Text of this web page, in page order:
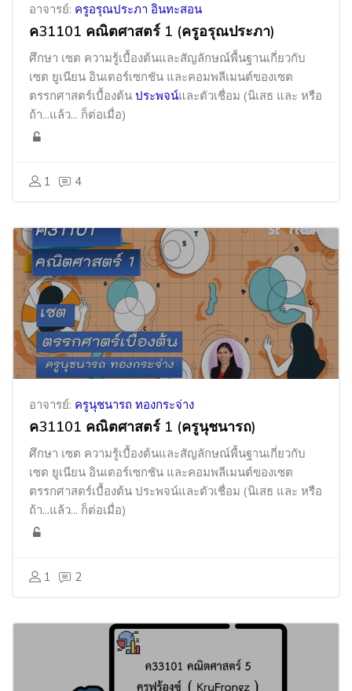
อาจารย์: ครูอรุณประภา อินทะสอน
ค31101 คณิตศาสตร์ 1 (ครูอรุณประภา)
ศึกษา เซต ความรู้เบื้องต้นและสัญลักษณ์พื้นฐานเกี่ยวกับ
เซต ยูเนียน อินเตอร์เซกชัน และคอมพลีเมนต์ของเซต
ตรรกศาสตร์เบื้องต้น ประพจน์และตัวเชื่อม (นิเสธ และ หรือ
ถ้า...แล้ว... ก็ต่อเมื่อ)
1 4
อาจารย์: ครูนุชนารถ ทองกระจ่าง
ค31101 คณิตศาสตร์ 1 (ครูนุชนารถ)
ศึกษา เซต ความรู้เบื้องต้นและสัญลักษณ์พื้นฐานเกี่ยวกับ
เซต ยูเนียน อินเตอร์เซกชัน และคอมพลีเมนต์ของเซต
ตรรกศาสตร์เบื้องต้น ประพจน์และตัวเชื่อม (นิเสธ และ หรือ
ถ้า...แล้ว... ก็ต่อเมื่อ)
1 2